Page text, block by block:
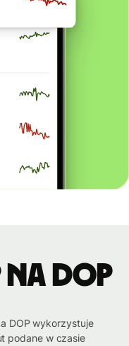
DOP
DOP wykorzystuje
podane w czasie